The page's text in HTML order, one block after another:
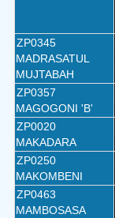
ZP0345
MADRASATUL
MUJTABAH
ZP0357
MAGOGONI 'B'
ZP0020
MAKADARA
ZP0250
MAKOMBENI
ZP0463
MAMBOSASA